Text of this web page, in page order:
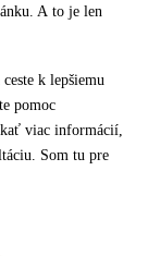
A to je len
k lepšiemu
pomoc
viac informácií,
Som tu pre